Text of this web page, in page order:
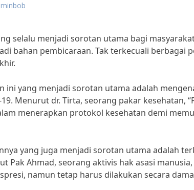
selalu menjadi sorotan utama bagi
bahan pembicaraan. Tak terkecuali berbagai
ini yang menjadi sorotan utama adalah
Menurut dr. Tirta, seorang pakar kesehatan,
menerapkan protokol kesehatan demi
yang juga menjadi sorotan utama adalah
Pak Ahmad, seorang aktivis hak asasi
namun tetap harus dilakukan secara